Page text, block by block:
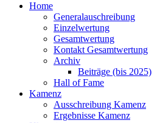
Home
Generalauschreibung
Einzelwertung
Gesamtwertung
Kontakt Gesamtwertung
Archiv
Beiträge (bis 2025)
Hall of Fame
Kamenz
Ausschreibung Kamenz
Ergebnisse Kamenz